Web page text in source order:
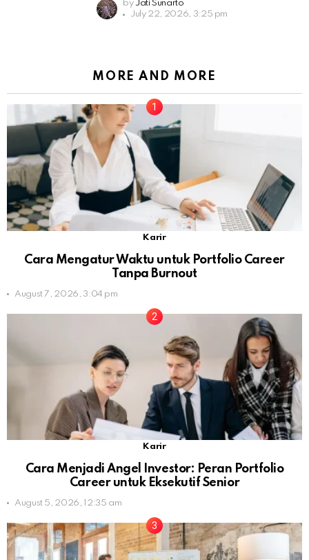
by Jati Sunarto
July 22, 2026, 3:25 pm
MORE AND MORE
Karir
Cara Mengatur Waktu untuk Portfolio Career
Tanpa Burnout
August 7, 2026, 3:04 pm
Karir
Cara Menjadi Angel Investor: Peran Portfolio
Career untuk Eksekutif Senior
August 5, 2026, 12:35 am